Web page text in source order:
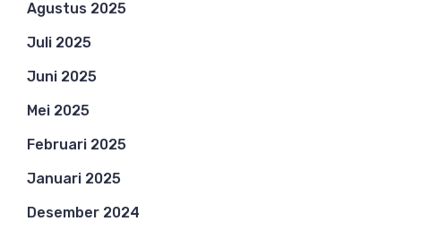
Agustus 2025
Juli 2025
Juni 2025
Mei 2025
Februari 2025
Januari 2025
Desember 2024